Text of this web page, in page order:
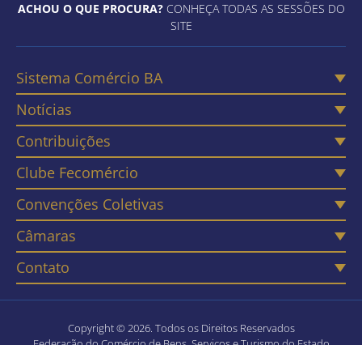
ACHOU O QUE PROCURA?CONHEÇA TODAS AS SESSÕES DO
SITE
Sistema Comércio BA
Notícias
Contribuições
Clube Fecomércio
Convenções Coletivas
Câmaras
Contato
Copyright © 2026. Todos os Direitos Reservados